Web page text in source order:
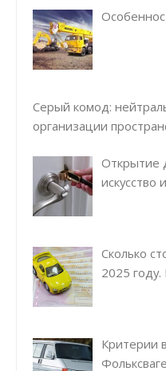
Серый комод:
организации
Открытие
искусство
Сколько
2025
Критерии